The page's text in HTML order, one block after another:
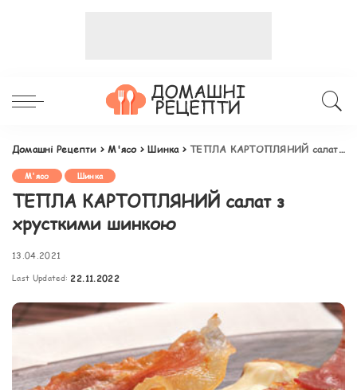
Домашні Рецепти >М'ясо>Шинка> ТЕПЛА КАРТОПЛЯНИЙ салат з хрусткими шинкою
М'ясо Шинка
ТЕПЛА КАРТОПЛЯНИЙ салат з
хрусткими шинкою
13.04.2021
Last Updated: 22.11.2022